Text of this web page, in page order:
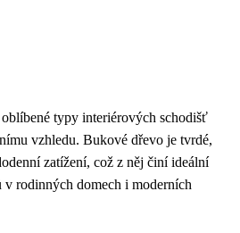
typy interiérových schodišť
vzhledu. Bukové dřevo je tvrdé,
zatížení, což z něj činí ideální
rodinných domech i moderních